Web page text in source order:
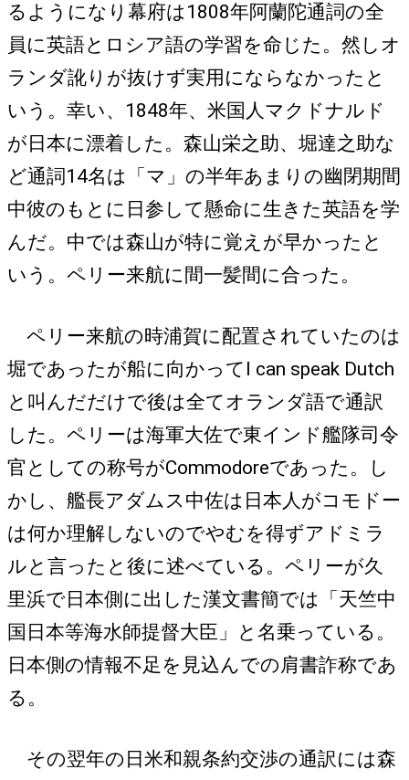
るようになり幕府は1808年阿蘭陀通詞の全
員に英語とロシア語の学習を命じた。然しオ
ランダ訛りが抜けず実用にならなかったと
いう。幸い、1848年、米国人マクドナルド
が日本に漂着した。森山栄之助、堀達之助な
ど通詞14名は「マ」の半年あまりの幽閉期間
中彼のもとに日参して懸命に生きた英語を学
んだ。中では森山が特に覚えが早かったと
いう。ペリー来航に間一髪間に合った。
ペリー来航の時浦賀に配置されていたのは
堀であったが船に向かってI can speak Dutch
と叫んだだけで後は全てオランダ語で通訳
した。ペリーは海軍大佐で東インド艦隊司令
官としての称号がCommodoreであった。し
かし、艦長アダムス中佐は日本人がコモドー
は何か理解しないのでやむを得ずアドミラ
ルと言ったと後に述べている。ペリーが久
里浜で日本側に出した漢文書簡では「天竺中
国日本等海水師提督大臣」と名乗っている。
日本側の情報不足を見込んでの肩書詐称であ
る。
その翌年の日米和親条約交渉の通訳には森